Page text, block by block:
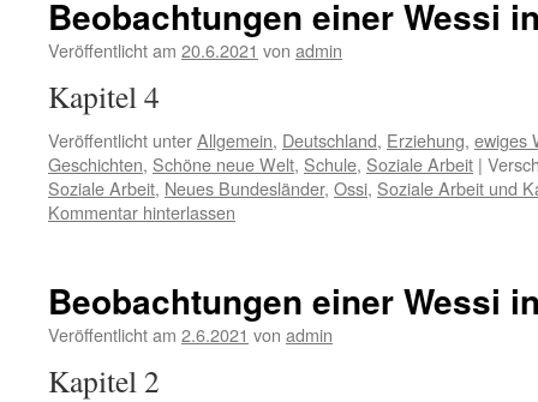
Beobachtungen einer Wessi
Veröffentlicht am 20.6.2021 von admin
Kapitel 4
Veröffentlicht unterAllgemein, Deutschland, Erziehung, ewiges
Geschichten, Schöne neue Welt, Schule, Soziale Arbeit |
Soziale Arbeit, Neues Bundesländer, Ossi, Soziale Arbeit und
Kommentar hinterlassen
Beobachtungen einer Wessi
Veröffentlicht am 2.6.2021 von admin
Kapitel 2